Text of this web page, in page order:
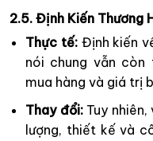
2.5. Định Kiến Thương
Thực tế:Định kiến
nói chung vẫn
mua hàng và giá trị
Thay đổi:Tuy nhiên,
lượng, thiết kế và